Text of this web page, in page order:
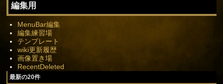
編集用
MenuBar編集
編集練習場
テンプレート
wiki更新履歴
画像置き場
RecentDeleted
最新の20件